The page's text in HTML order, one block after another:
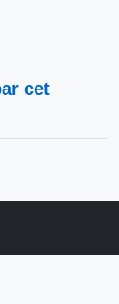
cet